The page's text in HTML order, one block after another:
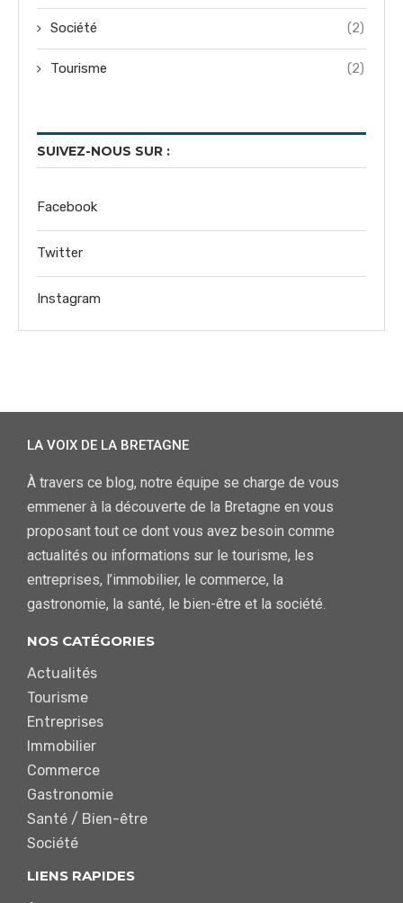
Société (2)
Tourisme (2)
SUIVEZ-NOUS SUR :
Facebook
Twitter
Instagram
LA VOIX DE LA BRETAGNE
À travers ce blog, notre équipe se charge de vous
emmener à la découverte de la Bretagne en vous
proposant tout ce dont vous avez besoin comme
actualités ou informations sur le tourisme, les
entreprises, l’immobilier, le commerce, la
gastronomie, la santé, le bien-être et la société.
NOS CATÉGORIES
Actualités
Tourisme
Entreprises
Immobilier
Commerce
Gastronomie
Santé / Bien-être
Société
LIENS RAPIDES